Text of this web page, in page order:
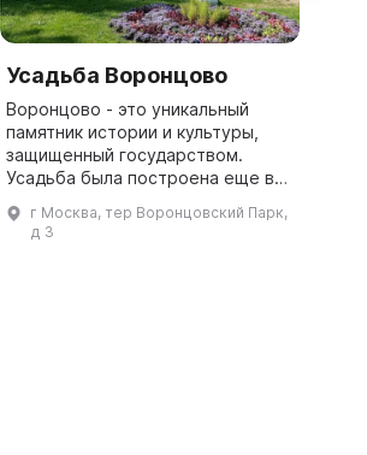
Усадьба Воронцово
Воронцово - это уникальный
памятник истории и культуры,
защищенный государством.
Усадьба была построена еще в
исторических событий. На ее
территории представлены
г Москва, тер Воронцовский Парк,
д 3